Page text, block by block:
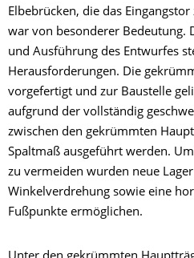
Elbebrücken, die das
war von besonderer Bedeutung.
und Ausführung des Entwurfes
Herausforderungen. Die
vorgefertigt und zur Baustelle
aufgrund der vollständig
zwischen den gekrümmten
Spaltmaß ausgeführt werden.
zu vermeiden wurden neue
Winkelverdrehung sowie eine
Fußpunkte ermöglichen.